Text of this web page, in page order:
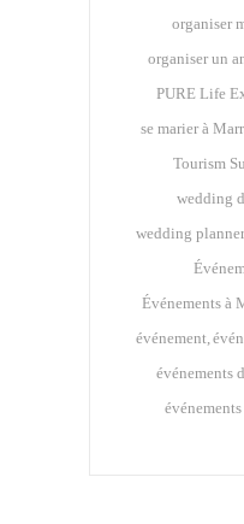
organiser
organiser un
PURE Life
se marier à
Tourism
wedding
wedding
Événements à
événement
événements